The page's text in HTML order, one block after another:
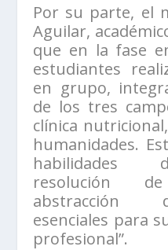
Por su parte, el
Aguilar,
que en la fase
estudiantes
en grupo,
de los tres
clínica
humanidades.
habilidades
resolución
abstracción
esenciales para
profesional”.